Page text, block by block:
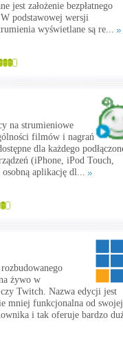
jest założenie bezpłatnego
podstawowej wersji
wyświetlane są re...
na strumieniowe
filmów i nagrań
dla każdego
(iPhone, iPod Touch,
aplikację dl...
żywo w
Twitch. Nazwa edycji jest
mniej funkcjonalna od swojej
i tak oferuje bardzo